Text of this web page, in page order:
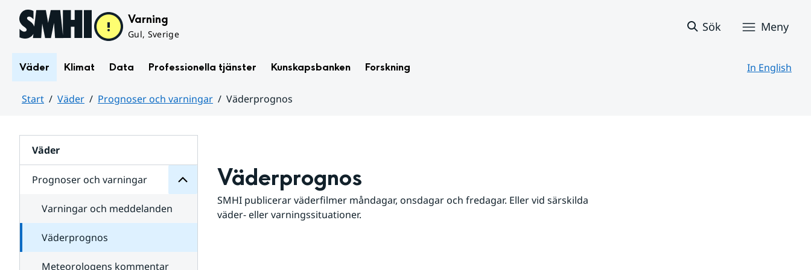
Hoppa till sidans innehåll Varning
Gul, Sverige
Sök Meny
Väder Klimat Data Professionella tjänster Kunskapsbanken Forskning In English
Start Väder Prognoser och varningar
Väderprognos
Väder
Prognoser och varningar
för
varningar
Varningar och meddelanden
Väderprognos
Meteorologens kommentar
Väderprognos
SMHI publicerar väderfilmer måndagar, onsdagar och fredagar. Eller vid särskilda
väder- eller varningssituationer.